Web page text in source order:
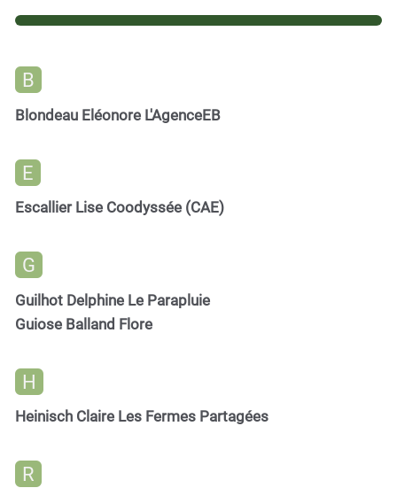
B
Blondeau Eléonore L'AgenceEB
E
Escallier Lise Coodyssée (CAE)
G
Guilhot Delphine Le Parapluie
Guiose Balland Flore
H
Heinisch Claire Les Fermes Partagées
R